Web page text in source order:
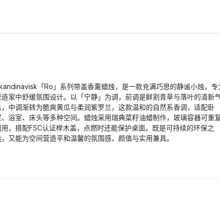
「Ro」系列带盖香薰蜡烛，是一款充满巧思的静谧小烛，专
造家中舒缓氛围设计。以「宁静」为调，前调是鲜割青草与落叶的清新
，中调渐转为脆爽黄瓜与柔润紫罗兰，这款温和的自然系香调，适配卧
、浴室、床头等多种空间。蜡烛采用瑞典菜籽油蜡制作，玻璃容器可重
用，搭配FSC认证榉木盖，点燃时还能保护桌面。既是可持续的环保之
又能为空间营造平和温馨的氛围感，颜值与实用兼具。